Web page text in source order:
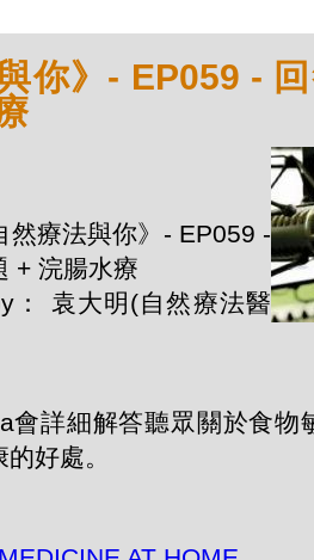
你》- EP059 -
然療法與你》- EP059 -
+ 浣腸水療
： 袁大明(自然療法醫
會詳細解答聽眾關於食物
好處。